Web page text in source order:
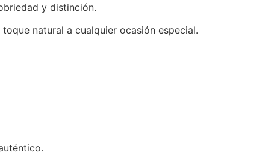
y distinción.
natural a cualquier ocasión especial.